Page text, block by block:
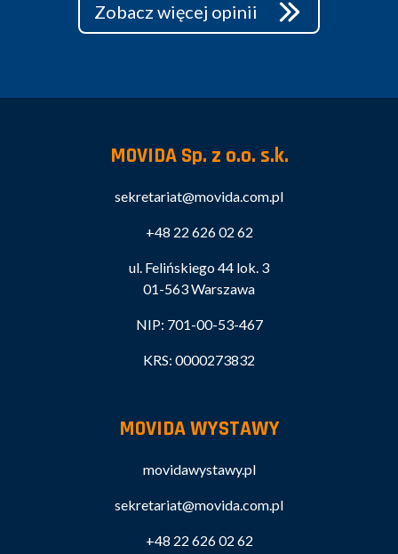
Zobacz więcej opinii
MOVIDA Sp. z o.o. s.k.
sekretariat@movida.com.pl
+48 22 626 02 62
ul. Felińskiego 44 lok. 3
01-563 Warszawa
NIP: 701-00-53-467
KRS: 0000273832
MOVIDA WYSTAWY
movidawystawy.pl
sekretariat@movida.com.pl
+48 22 626 02 62